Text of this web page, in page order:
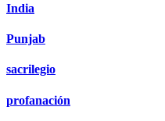
India
Punjab
sacrilegio
profanación